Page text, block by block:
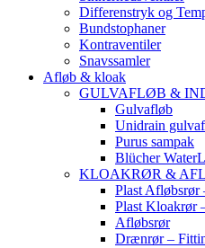
Differenstryk og
Bundstophaner
Kontraventiler
Snavssamler
Afløb & kloak
GULVAFLØB &
Gulvafløb
Unidrain
Purus sampak
Blücher
KLOAKRØR &
Plast Afløbsrør
Plast Kloakrør
Afløbsrør
Drænrør –